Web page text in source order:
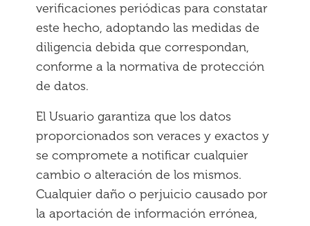
verificaciones periódicas para constatar
este hecho, adoptando las medidas de
diligencia debida que correspondan,
conforme a la normativa de protección
de datos.
El Usuario garantiza que los datos
proporcionados son veraces y exactos y
se compromete a notificar cualquier
cambio o alteración de los mismos.
Cualquier daño o perjuicio causado por
la aportación de información errónea,